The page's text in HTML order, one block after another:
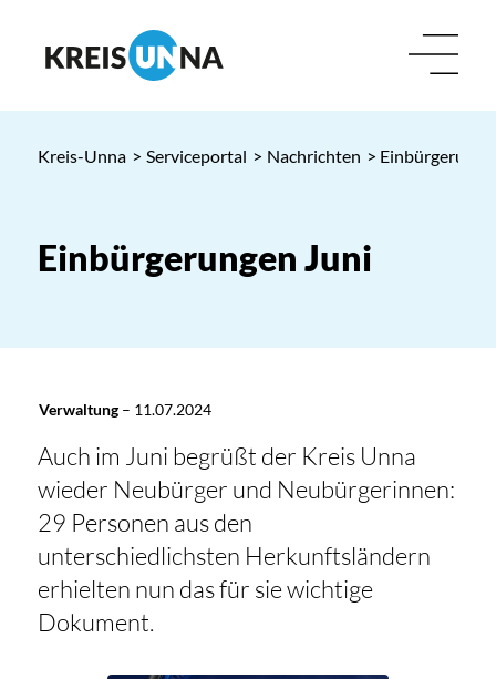
Kreis-Unna > Serviceportal > Nachrichten >
Einbürgerungen Juni
Verwaltung– 11.07.2024
Auch im Juni begrüßt der Kreis Unna
wieder Neubürger und Neubürgerinnen:
29 Personen aus den
unterschiedlichsten Herkunftsländern
erhielten nun das für sie wichtige
Dokument.